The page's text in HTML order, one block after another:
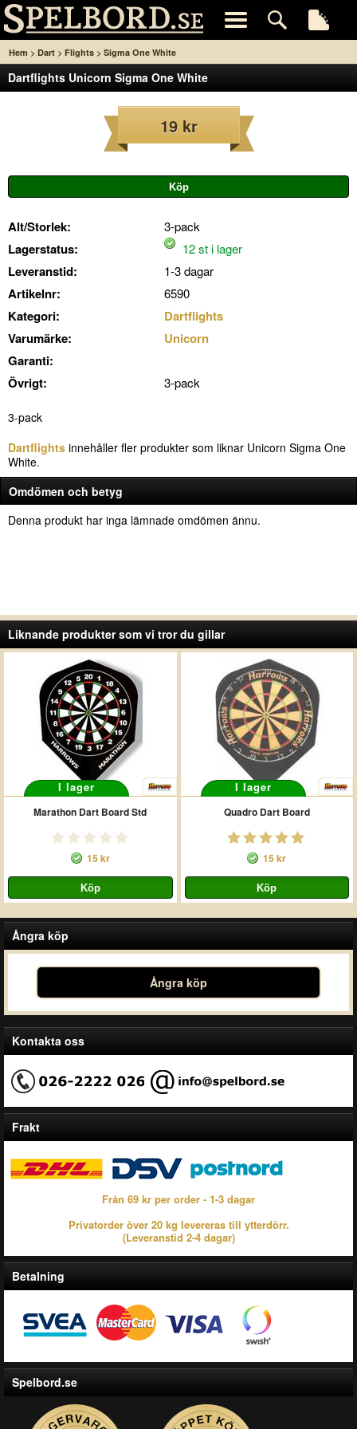
Hem > Dart > Flights > Sigma One White
Dartflights Unicorn Sigma One White
19 kr
Alt/Storlek: 3-pack
Lagerstatus: 12 st i lager
Leveranstid: 1-3 dagar
Artikelnr: 6590
Kategori:
Dartflights
Varumärke:
Unicorn
Garanti:
Övrigt:
3-pack
3-pack
Dartflights innehåller fler produkter som liknar Unicorn Sigma One
White.
Omdömen och betyg
Denna produkt har inga lämnade omdömen ännu.
Liknande produkter som vi tror du gillar
I lager
Marathon Dart Board Std
15 kr
I lager
Quadro Dart Board
15 kr
Ångra köp
Ångra köp
Kontakta oss
Frakt
Från 69 kr per order - 1-3 dagar
Privatorder över 20 kg levereras till ytterdörr.
(Leveranstid 2-4 dagar)
Betalning
Spelbord.se